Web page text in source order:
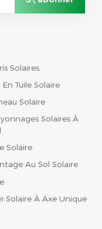
Solaires
Tuile Solaire
Solaire
Solaires À
Solaire
Au Sol Solaire
Solaire À Axe Unique